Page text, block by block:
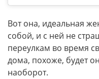
Вот она, идеальная
собой, и с ней не
переулкам во время
дома, похоже, будет
наоборот.